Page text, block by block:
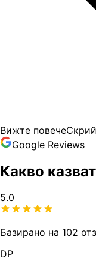
Вижте повечеСкрий
Google Reviews
Какво
5.0
Базирано на 102
DP